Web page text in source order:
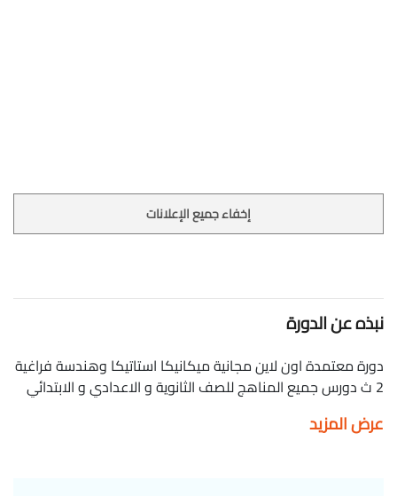
إخفاء جميع الإعلانات
نبذه عن الدورة
دورة معتمدة اون لاين مجانية ميكانيكا استاتيكا وهندسة فراغية
2 ث دورس جميع المناهج للصف الثانوية و الاعدادي و الابتدائي
عرض المزيد